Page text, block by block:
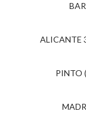
ALICANTE
PINTO